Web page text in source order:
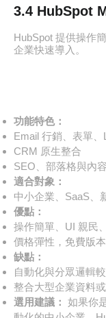
3.4 HubSpot
HubSpot 提供操作
企業快速導入。
功能特色：
Email 行銷、表單
CRM 原生整合
SEO、部落格與內
適合對象：
中小企業、SaaS、
優點：
操作簡單、UI 親民
價格彈性，免費版
缺點：
自動化與分眾邏輯
整合大型企業資料
選用建議： 如果你